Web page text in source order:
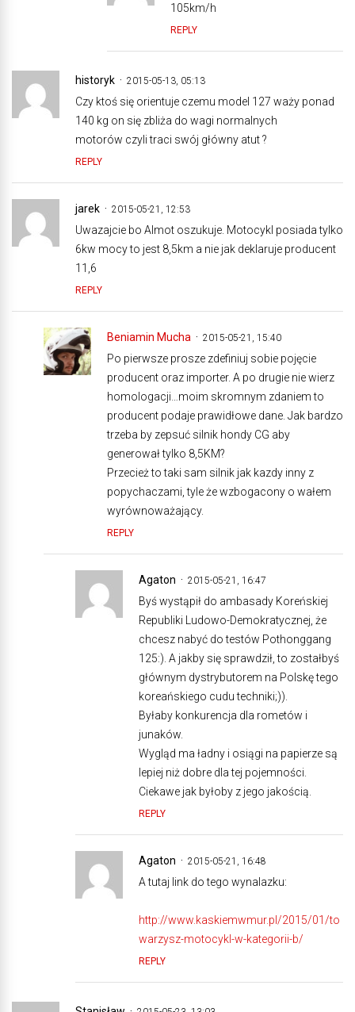
105km/h
REPLY
historyk 2015-05-13, 05:13
Czy ktoś się orientuje czemu model 127 waży ponad
140 kg on się zbliża do wagi normalnych
motorów czyli traci swój główny atut ?
REPLY
jarek 2015-05-21, 12:53
Uwazajcie bo Almot oszukuje. Motocykl posiada tylko
6kw mocy to jest 8,5km a nie jak deklaruje producent
11,6
REPLY
Beniamin Mucha 2015-05-21, 15:40
Po pierwsze prosze zdefiniuj sobie pojęcie
producent oraz importer. A po drugie nie wierz
homologacji…moim skromnym zdaniem to
producent podaje prawidłowe dane. Jak bardzo
trzeba by zepsuć silnik hondy CG aby
generował tylko 8,5KM?
Przecież to taki sam silnik jak kazdy inny z
popychaczami, tyle że wzbogacony o wałem
wyrównoważający.
REPLY
Agaton 2015-05-21, 16:47
Byś wystąpił do ambasady Koreńskiej
Republiki Ludowo-Demokratycznej, że
chcesz nabyć do testów Pothonggang
125:). A jakby się sprawdził, to zostałbyś
głównym dystrybutorem na Polskę tego
koreańskiego cudu techniki;)).
Byłaby konkurencja dla rometów i
junaków.
Wygląd ma ładny i osiągi na papierze są
lepiej niż dobre dla tej pojemności.
Ciekawe jak byłoby z jego jakością.
REPLY
Agaton 2015-05-21, 16:48
A tutaj link do tego wynalazku:
http://www.kaskiemwmur.pl/2015/01/to
warzysz-motocykl-w-kategorii-b/
REPLY